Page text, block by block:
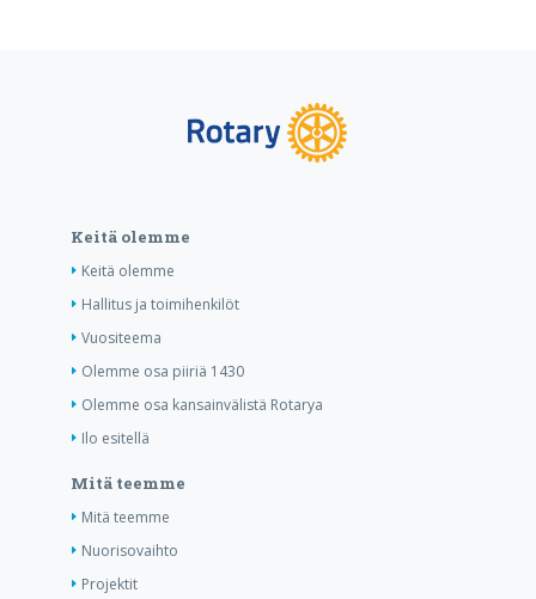
Keitä olemme
Keitä olemme
Hallitus ja toimihenkilöt
Vuositeema
Olemme osa piiriä 1430
Olemme osa kansainvälistä Rotarya
Ilo esitellä
Mitä teemme
Mitä teemme
Nuorisovaihto
Projektit